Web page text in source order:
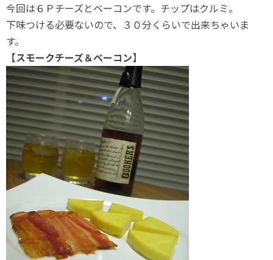
今回は６Ｐチーズとベーコンです。チップはクルミ。
下味つける必要ないので、３０分くらいで出来ちゃいま
す。
【スモークチーズ＆ベーコン】